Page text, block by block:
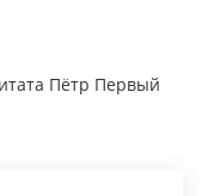
Пётр Первый